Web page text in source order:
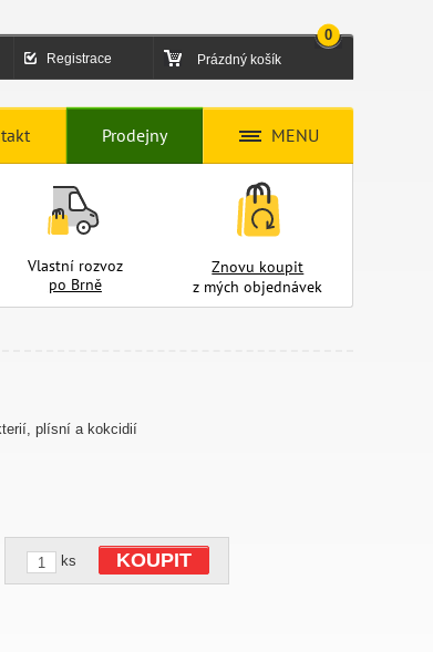
Registrace Prázdný košík
0
Prodejny MENU
Vlastní rozvoz
po Brně
Znovu koupit
z mých objednávek
plísní a kokcidií
ks KOUPIT